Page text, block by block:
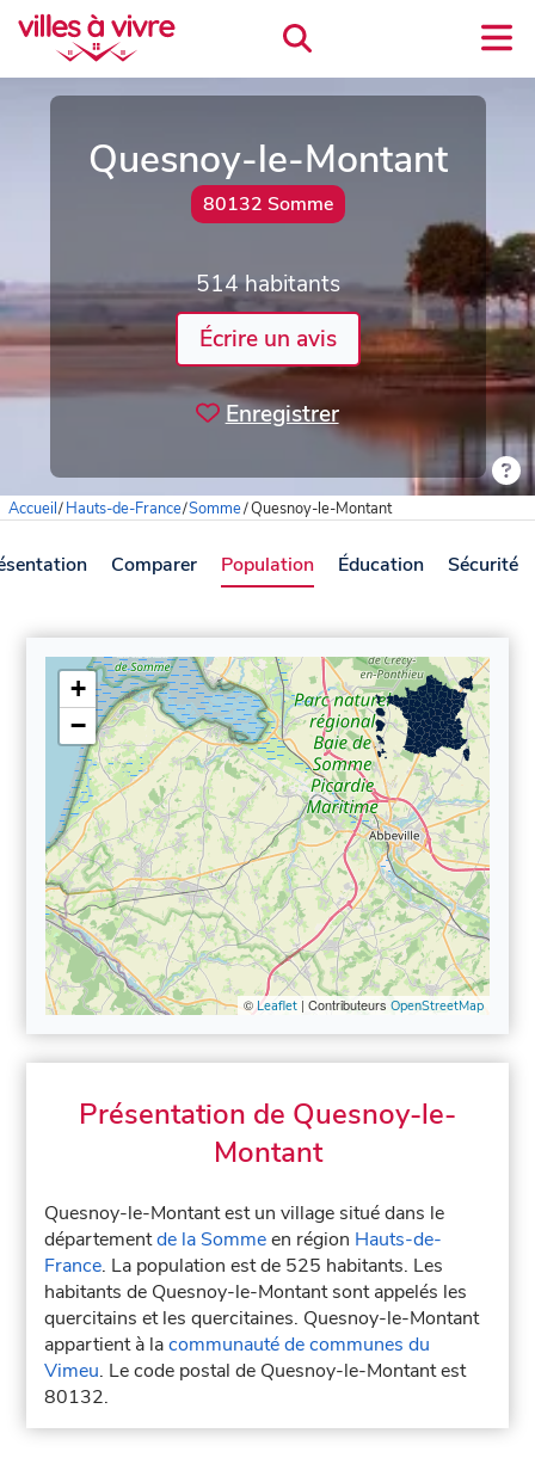
Quesnoy-le-Montant
80132 Somme
514 habitants
Écrire un avis
Enregistrer
Accueil/Hauts-de-France/Somme/Quesnoy-le-Montant
Comparer Population Éducation Sécurité
+
−
©Leaflet| Contributeurs OpenStreetMap
Présentation de Quesnoy-le-
Montant
Quesnoy-le-Montant est un village situé dans le
départementde la Sommeen région Hauts-de-
France. La population est de 525 habitants. Les
habitants de Quesnoy-le-Montant sont appelés les
quercitains et les quercitaines. Quesnoy-le-Montant
appartient à lacommunauté de communes du
Vimeu. Le code postal de Quesnoy-le-Montant est
80132.